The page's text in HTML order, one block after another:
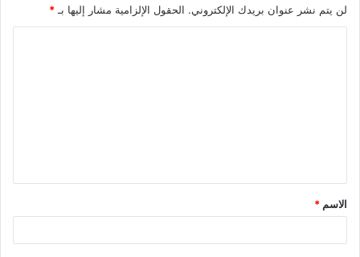
لن يتم نشر عنوان بريدك الإلكتروني. الحقول الإلزامية مشار إليها بـ *
ق
*
الاسم *